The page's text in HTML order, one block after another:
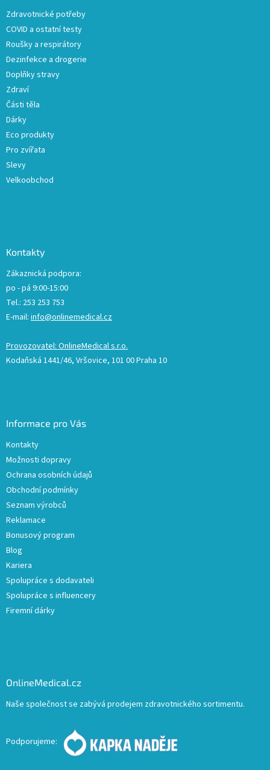
Zdravotnické potřeby
COVID a ostatní testy
Roušky a respirátory
Dezinfekce a drogerie
Doplňky stravy
Zdraví
Části těla
Dárky
Eco produkty
Pro zvířata
Slevy
Velkoobchod
Kontakty
Zákaznická podpora:
po - pá 9:00-15:00
Tel.: 253 253 753
E-mail: info@onlinemedical.cz
Provozovatel: OnlineMedical s.r.o.
Kodaňská 1441/46, Vršovice, 101 00 Praha 10
Informace pro Vás
Kontakty
Možnosti dopravy
Ochrana osobních údajů
Obchodní podmínky
Seznam výrobců
Reklamace
Bonusový program
Blog
Kariera
Spolupráce s dodavateli
Spolupráce s influencery
Firemní dárky
OnlineMedical.cz
Naše společnost se zabývá prodejem zdravotnického sortimentu.
Podporujeme: